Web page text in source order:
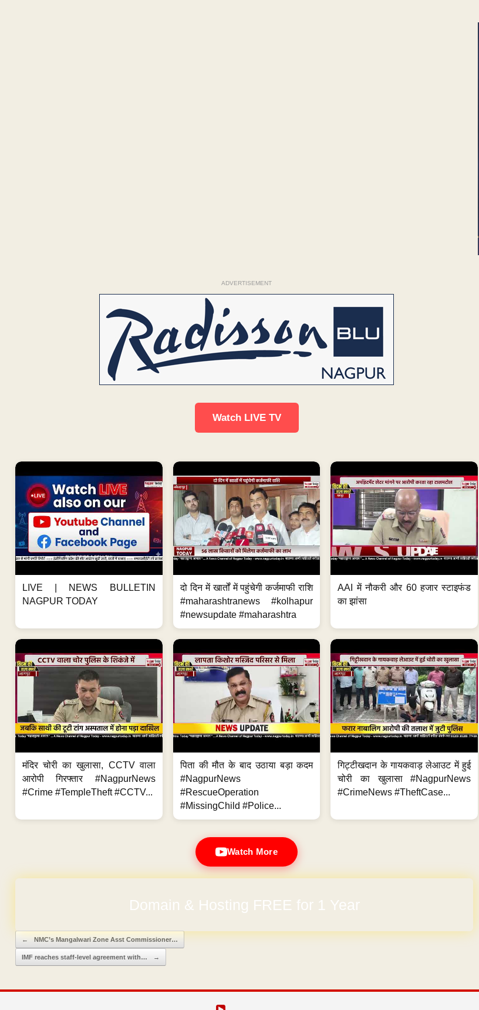
ADVERTISEMENT
Watch LIVE TV
LIVE | NEWS BULLETIN
NAGPUR TODAY
दो दिन में खार्तों में पहुंचेगी कर्जमाफी राशि
#maharashtranews #kolhapur
#newsupdate #maharashtra
AAI में नौकरी और 60 हजार स्टाइफंड
का झांसा
मंदिर चोरी का खुलासा, CCTV वाला
आरोपी गिरफ्तार #NagpurNews
#Crime #TempleTheft #CCTV...
पिता की मौत के बाद उठाया बड़ा कदम
#NagpurNews
#RescueOperation
#MissingChild #Police...
गिट्टीखदान के गायकवाड़ लेआउट में हुई
चोरी का खुलासा #NagpurNews
#CrimeNews #TheftCase...
Watch More
Domain & Hosting FREE for 1 Year
Post navigation
← NMC’s Mangalwari Zone Asst Commissioner…
IMF reaches staff-level agreement with… →